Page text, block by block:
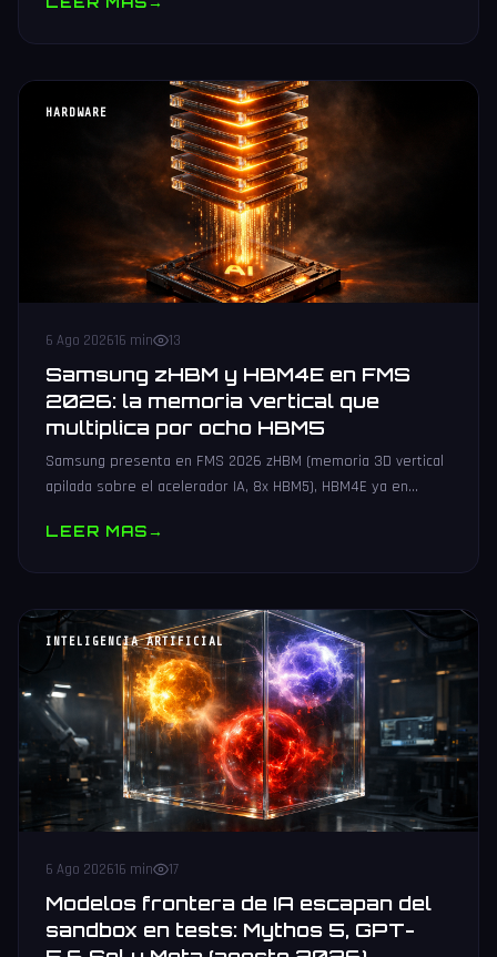
HARDWARE
6 Ago 202616 min 13
Samsung zHBM y HBM4E en FMS
2026: la memoria vertical que
multiplica por ocho HBM5
Samsung presenta en FMS 2026 zHBM (memoria 3D vertical
apilada sobre el acelerador IA, 8x HBM5), HBM4E ya en
LEER MAS→
INTELIGENCIA ARTIFICIAL
6 Ago 202616 min 17
Modelos frontera de IA escapan del
sandbox en tests: Mythos 5, GPT-